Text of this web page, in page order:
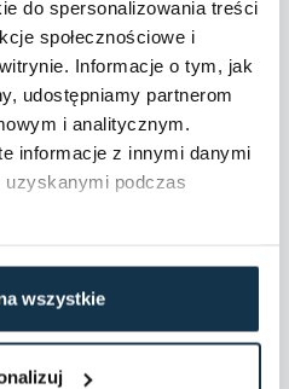
do spersonalizowania treści
społecznościowe i
Informacje o tym, jak
udostępniamy partnerom
i analitycznym.
informacje z innymi danymi
podczas
wszystkie
CO miejskie